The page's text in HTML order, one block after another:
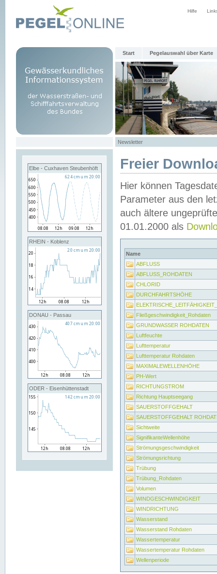
Hilfe
Start Pegelauswahl über Karte
Newsletter
Elbe - Cuxhaven Steubenhöft
RHEIN - Koblenz
DONAU - Passau
ODER - Eisenhüttenstadt
Freier
Hier können
Parameter aus den
auch ältere
01.01.2000 als
Name
ABFLUSS
ABFLUSS_ROHDATEN
CHLORID
DURCHFAHRTSHÖHE
Fließgeschwindigkeit_Rohdaten
GRUNDWASSER ROHDATEN
Luftfeuchte
Lufttemperatur
Lufttemperatur Rohdaten
MAXIMALEWELLENHÖHE
PH-Wert
RICHTUNGSTROM
Richtung Hauptseegang
SAUERSTOFFGEHALT
SAUERSTOFFGEHALT
Sichtweite
SignifikanteWellenhöhe
Strömungsgeschwindigkeit
Strömungsrichtung
Trübung
Trübung_Rohdaten
Volumen
WINDGESCHWINDIGKEIT
WINDRICHTUNG
Wasserstand
Wasserstand Rohdaten
Wassertemperatur
Wassertemperatur Rohdaten
Wellenperiode